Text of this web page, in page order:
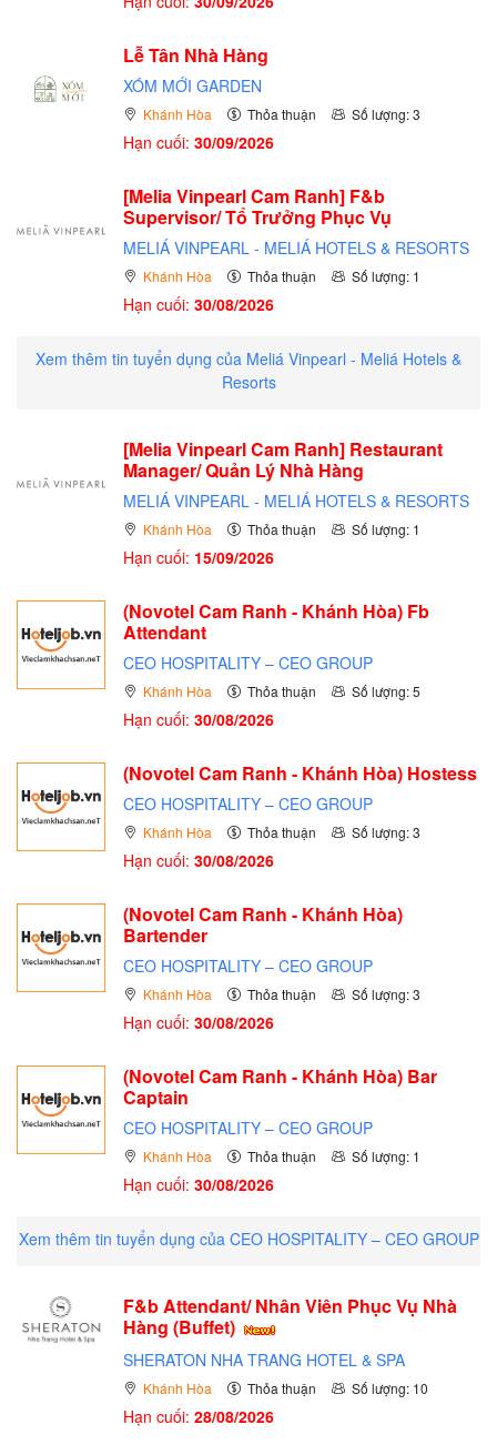
Lễ Tân Nhà Hàng
XÓM MỚI GARDEN
Khánh Hòa Thỏa thuận Số lượng: 3
Hạn cuối: 30/09/2026
[Melia Vinpearl Cam Ranh] F&b
Supervisor/ Tổ Trưởng Phục Vụ
MELIÁ VINPEARL - MELIÁ HOTELS & RESORTS
Khánh Hòa Thỏa thuận Số lượng: 1
Hạn cuối: 30/08/2026
Xem thêm tin tuyển dụng của Meliá Vinpearl - Meliá Hotels &
Resorts
[Melia Vinpearl Cam Ranh] Restaurant
Manager/ Quản Lý Nhà Hàng
MELIÁ VINPEARL - MELIÁ HOTELS & RESORTS
Khánh Hòa Thỏa thuận Số lượng: 1
Hạn cuối: 15/09/2026
(Novotel Cam Ranh - Khánh Hòa) Fb
Attendant
CEO HOSPITALITY – CEO GROUP
Khánh Hòa Thỏa thuận Số lượng: 5
Hạn cuối: 30/08/2026
(Novotel Cam Ranh - Khánh Hòa) Hostess
CEO HOSPITALITY – CEO GROUP
Khánh Hòa Thỏa thuận Số lượng: 3
Hạn cuối: 30/08/2026
(Novotel Cam Ranh - Khánh Hòa)
Bartender
CEO HOSPITALITY – CEO GROUP
Khánh Hòa Thỏa thuận Số lượng: 3
Hạn cuối: 30/08/2026
(Novotel Cam Ranh - Khánh Hòa) Bar
Captain
CEO HOSPITALITY – CEO GROUP
Khánh Hòa Thỏa thuận Số lượng: 1
Hạn cuối: 30/08/2026
Xem thêm tin tuyển dụng của CEO HOSPITALITY – CEO GROUP
F&b Attendant/ Nhân Viên Phục Vụ Nhà
Hàng (Buffet)
SHERATON NHA TRANG HOTEL & SPA
Khánh Hòa Thỏa thuận Số lượng: 10
Hạn cuối: 28/08/2026